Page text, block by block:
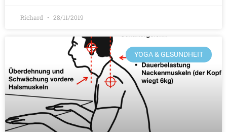
Richard 28/11/2019
YOGA & GESUNDHEIT